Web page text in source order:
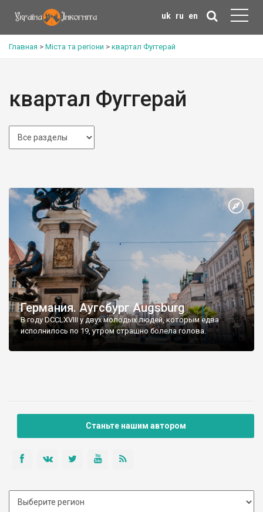
uk ru en
Главная > Міста та регіони > квартал Фуггерай
квартал Фуггерай
Германия. Аугсбург Augsburg
В году DCCLXVIII у двух молодых людей, которым едва
исполнилось по 19, утром страшно болела голова.
Станьте нашим автором